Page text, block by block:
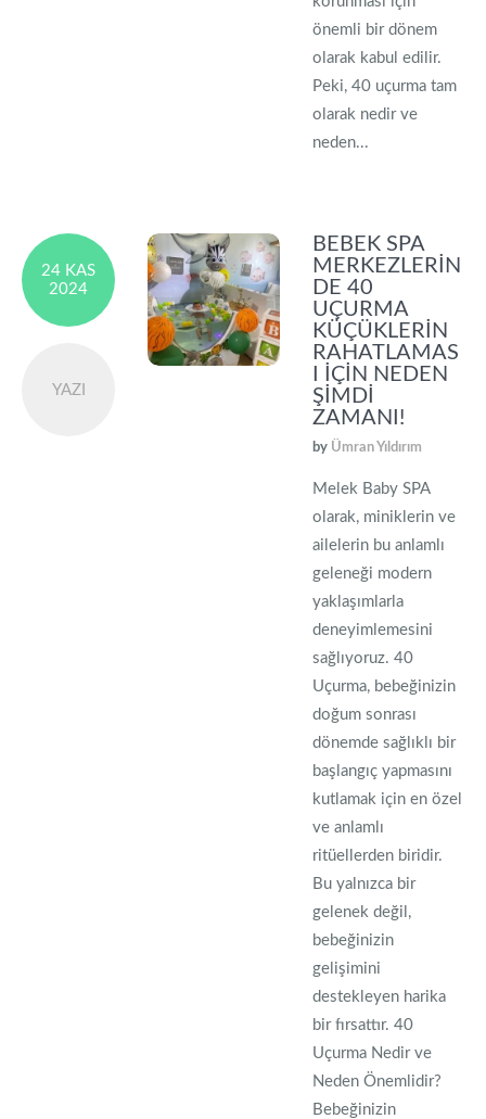
önemli bir dönem
olarak kabul edilir.
Peki, 40 uçurma tam
olarak nedir ve
neden...
24 KAS
2024
YAZI
BEBEK SPA
MERKEZLERIN
DE 40
UÇURMA
KÜÇÜKLERIN
RAHATLAMAS
I İÇIN NEDEN
ŞIMDI
ZAMANI!
by Ümran Yıldırım
Melek Baby SPA
olarak, miniklerin ve
ailelerin bu anlamlı
geleneği modern
yaklaşımlarla
deneyimlemesini
sağlıyoruz. 40
Uçurma, bebeğinizin
doğum sonrası
dönemde sağlıklı bir
başlangıç yapmasını
kutlamak için en özel
ve anlamlı
ritüellerden biridir.
Bu yalnızca bir
gelenek değil,
bebeğinizin
gelişimini
destekleyen harika
bir fırsattır. 40
Uçurma Nedir ve
Neden Önemlidir?
Bebeğinizin